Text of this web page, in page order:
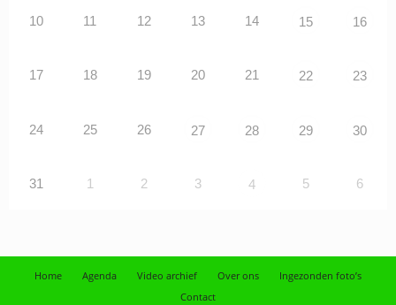
10 11 12 13 14 15 16
17 18 19 20 21 22 23
24 25 26 27 28 29 30
31 1 2 3 4 5 6
Home Agenda Video archief Over ons
Ingezonden foto’s
Contact